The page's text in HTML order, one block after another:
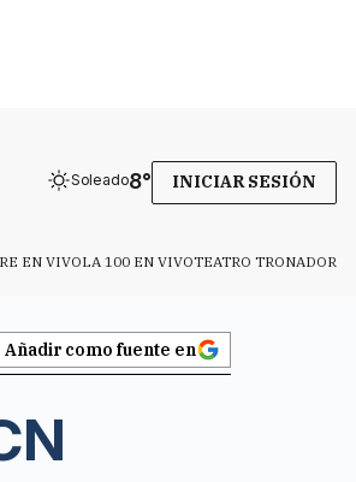
Soleado8° INICIAR SESIÓN
EN VIVOLA 100 EN VIVOTEATRO TRONADOR
Añadir como fuente en